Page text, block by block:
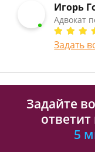
Игорь
Адвокат
Задать
Задайте
5